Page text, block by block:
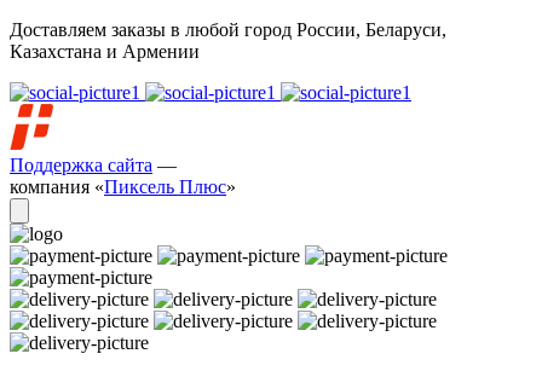
Доставляем заказы в любой город России, Беларуси,
Казахстана и Армении
Поддержка сайта —
компания «Пиксель Плюс»